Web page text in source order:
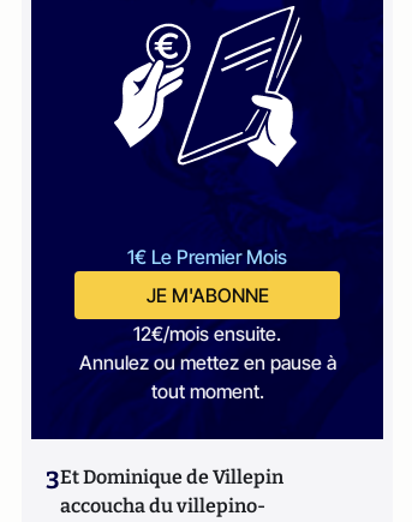
1€ Le Premier Mois
JE M'ABONNE
12€/mois ensuite.
Annulez ou mettez en pause à
tout moment.
3Et Dominique de Villepin
accoucha du villepino-